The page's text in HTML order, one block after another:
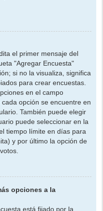
el primer mensaje del
"Agregar Encuesta"
si no la visualiza, significa
para crear encuestas.
en el campo
opción se encuentre en
También puede elegir
puede seleccionar en la
tiempo límite en días para
y por último la opción de
opciones a la
está fijado por la